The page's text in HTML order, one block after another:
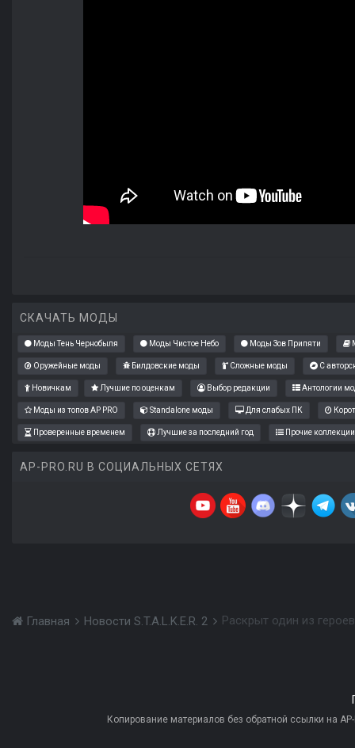
СКАЧАТЬ МОДЫ
Моды Тень Чернобыля Моды Чистое Небо Моды Зов Припяти
Оружейные моды Билдовские моды Сложные моды С
Новичкам Лучшие по оценкам Выбор редакции Антологии
Моды из топов AP PRO Standalone моды Для слабых ПК
Проверенные временем Лучшие за последний год Прочие коллекции
AP-PRO.RU В СОЦИАЛЬНЫХ СЕТЯХ
Главная Новости S.T.A.L.K.E.R. 2 Раскрыт один из героев
Копирование материалов без обратной ссылки на